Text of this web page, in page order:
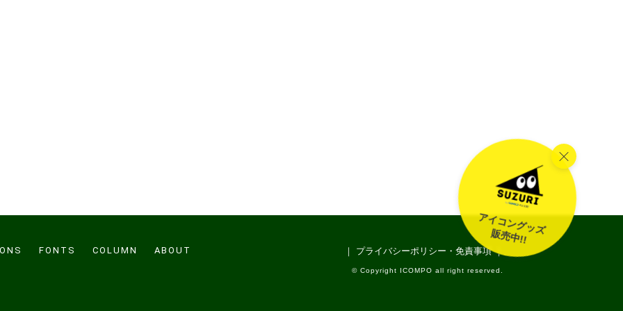
アイコングッズ
販売中!!
FONTS COLUMN ABOUT ｜ プライバシーポリシー・免責事項 ｜
© Copyright ICOMPO all right reserved.